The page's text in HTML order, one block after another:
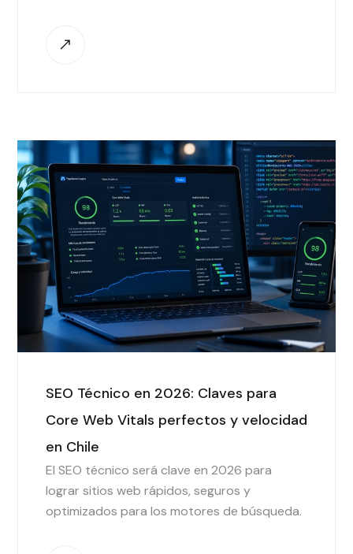
SEO Técnico en 2026: Claves para
Core Web Vitals perfectos y velocidad
en Chile
El SEO técnico será clave en 2026 para
lograr sitios web rápidos, seguros y
optimizados para los motores de búsqueda.